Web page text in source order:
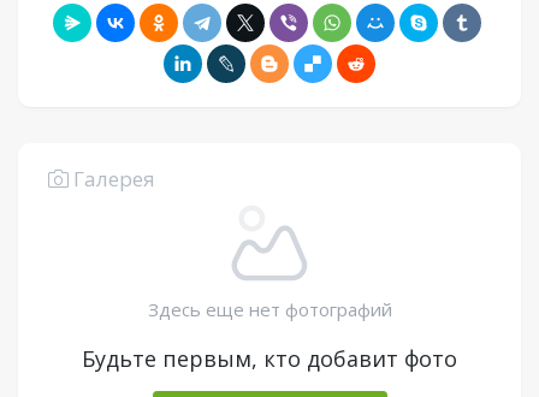
Галерея
Здесь еще нет фотографий
Будьте первым, кто добавит фото